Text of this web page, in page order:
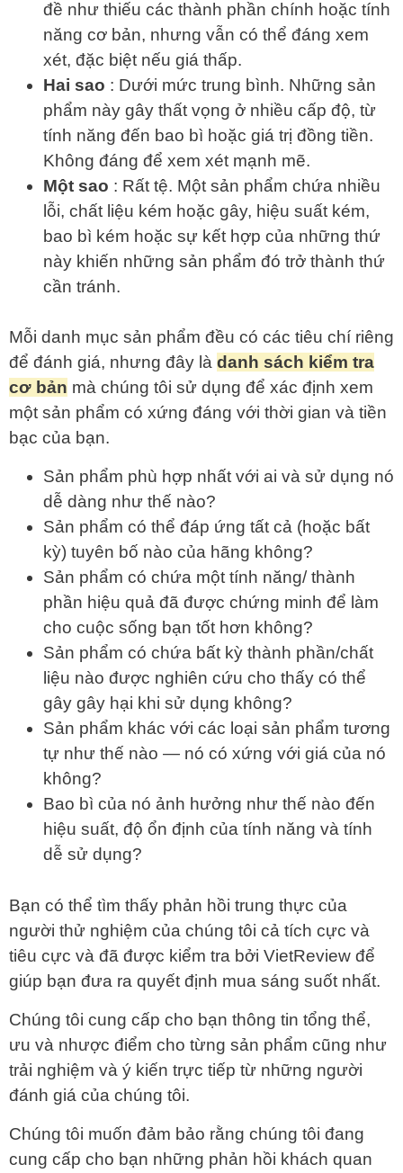
đề như thiếu các thành phần chính hoặc tính
năng cơ bản, nhưng vẫn có thể đáng xem
xét, đặc biệt nếu giá thấp.
Hai sao : Dưới mức trung bình. Những sản
phẩm này gây thất vọng ở nhiều cấp độ, từ
tính năng đến bao bì hoặc giá trị đồng tiền.
Không đáng để xem xét mạnh mẽ.
Một sao : Rất tệ. Một sản phẩm chứa nhiều
lỗi, chất liệu kém hoặc gây, hiệu suất kém,
bao bì kém hoặc sự kết hợp của những thứ
này khiến những sản phẩm đó trở thành thứ
cần tránh.
Mỗi danh mục sản phẩm đều có các tiêu chí riêng
để đánh giá, nhưng đây là danh sách kiểm tra
cơ bản mà chúng tôi sử dụng để xác định xem
một sản phẩm có xứng đáng với thời gian và tiền
bạc của bạn.
Sản phẩm phù hợp nhất với ai và sử dụng nó
dễ dàng như thế nào?
Sản phẩm có thể đáp ứng tất cả (hoặc bất
kỳ) tuyên bố nào của hãng không?
Sản phẩm có chứa một tính năng/ thành
phần hiệu quả đã được chứng minh để làm
cho cuộc sống bạn tốt hơn không?
Sản phẩm có chứa bất kỳ thành phần/chất
liệu nào được nghiên cứu cho thấy có thể
gây gây hại khi sử dụng không?
Sản phẩm khác với các loại sản phẩm tương
tự như thế nào — nó có xứng với giá của nó
không?
Bao bì của nó ảnh hưởng như thế nào đến
hiệu suất, độ ổn định của tính năng và tính
dễ sử dụng?
Bạn có thể tìm thấy phản hồi trung thực của
người thử nghiệm của chúng tôi cả tích cực và
tiêu cực và đã được kiểm tra bởi VietReview để
giúp bạn đưa ra quyết định mua sáng suốt nhất.
Chúng tôi cung cấp cho bạn thông tin tổng thể,
ưu và nhược điểm cho từng sản phẩm cũng như
trải nghiệm và ý kiến trực tiếp từ những người
đánh giá của chúng tôi.
Chúng tôi muốn đảm bảo rằng chúng tôi đang
cung cấp cho bạn những phản hồi khách quan